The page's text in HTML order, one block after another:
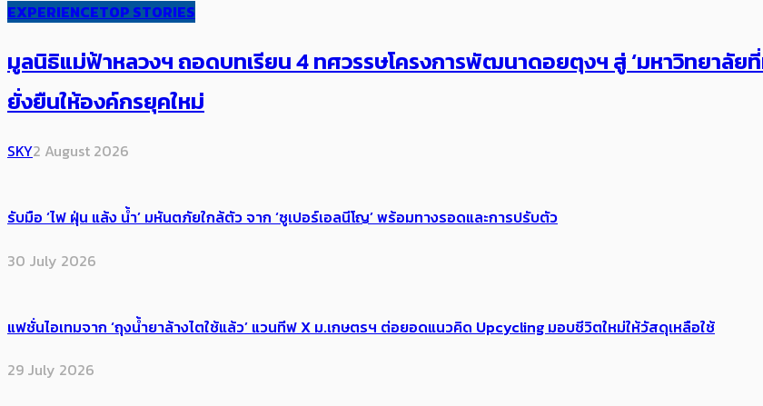
EXPERIENCETOP STORIES
มูลนิธิแม่ฟ้าหลวงฯ ถอดบทเรียน 4 ทศวรรษโครงการพัฒนาดอยตุงฯ สู่ ‘มหาวิทยาลั
ยั่งยืนให้องค์กรยุคใหม่
SKY2 August 2026
รับมือ ‘ไฟ ฝุ่น แล้ง น้ำ’ มหันตภัยใกล้ตัว จาก ‘ซูเปอร์เอลนีโญ’ พร้อมทางรอดและการปรับตัว
30 July 2026
แฟชั่นไอเทมจาก ‘ถุงน้ำยาล้างไตใช้แล้ว’ แวนทีฟ X ม.เกษตรฯ ต่อยอดแนวคิด Upcycling มอบชีวิตใหม่ให้วัสดุเหลือใช้
29 July 2026